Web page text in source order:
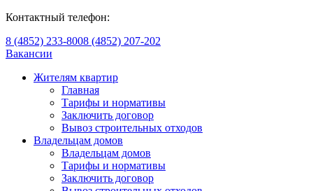
Контактный телефон:
8 (4852) 233-8008 (4852) 207-202
Вакансии
Жителям квартир
Главная
Тарифы и нормативы
Заключить договор
Вывоз строительных отходов
Владельцам домов
Владельцам домов
Тарифы и нормативы
Заключить договор